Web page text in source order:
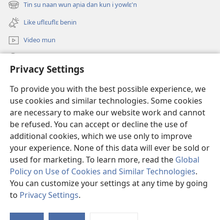
Privacy Settings
To provide you with the best possible experience, we
use cookies and similar technologies. Some cookies
are necessary to make our website work and cannot
be refused. You can accept or decline the use of
additional cookies, which we use only to improve
your experience. None of this data will ever be sold or
used for marketing. To learn more, read the Global
Policy on Use of Cookies and Similar Technologies.
You can customize your settings at any time by going
to Privacy Settings.
window)
Tin su naan wun aɲia dan kun i yowlɛ'n
(opens
new
window)
Like uflɛuflɛ benin
Video mun
(opens
window)ƐNTƐNƐTI SU FLUWA SIEWLƐ Watchtower™
(opens
new
window)JW Hub ®
(opens
new
window)
Copyright© 2026 Watch Tower Bible and Tract Society of Pennsylvania.
I SU JUNMAN DILƐ'N I SU MMLA MUN